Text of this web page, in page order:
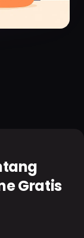
Gratis